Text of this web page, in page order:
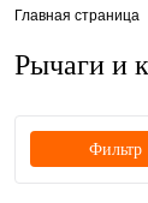
Главная страница
Рычаги и
Фильтр